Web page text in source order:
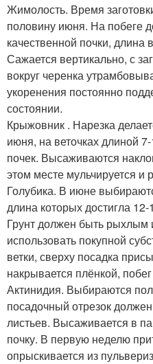
Жимолость. Время
половину июня. На побеге
качественной почки, длина
Сажается вертикально, с
вокруг черенка
укоренения постоянно
состоянии.
Крыжовник . Нарезка
июня, на веточках длиной
почек. Высаживаются
этом месте мульчируется и
Голубика. В июне
длина которых достигла
Грунт должен быть
использовать покупной
ветки, сверху посадка
накрывается плёнкой,
Актинидия. Выбираются
посадочный отрезок
листьев. Высаживается в
почку. В первую неделю
опрыскивается из